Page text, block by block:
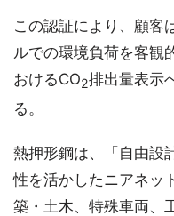
この認証により、顧客
ルでの環境負荷を客観
おけるCO2排出量表示
る。
熱押形鋼は、「自由設
性を活かしたニアネッ
築・土木、特殊車両、